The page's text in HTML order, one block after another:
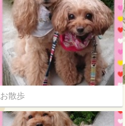
お散歩